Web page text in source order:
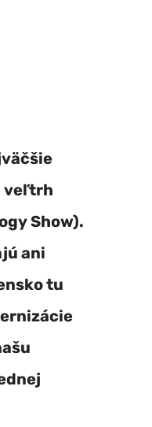
veľtrh
Show).
ani
tu